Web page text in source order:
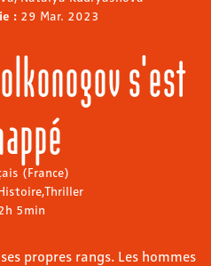
: 29 Mar. 2023
s'est
(France)
,Thriller
5min
propres rangs. Les hommes